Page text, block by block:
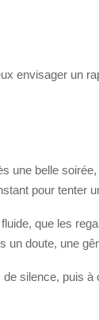
envisager un
une belle
pour tenter
que les
doute, une
silence, puis